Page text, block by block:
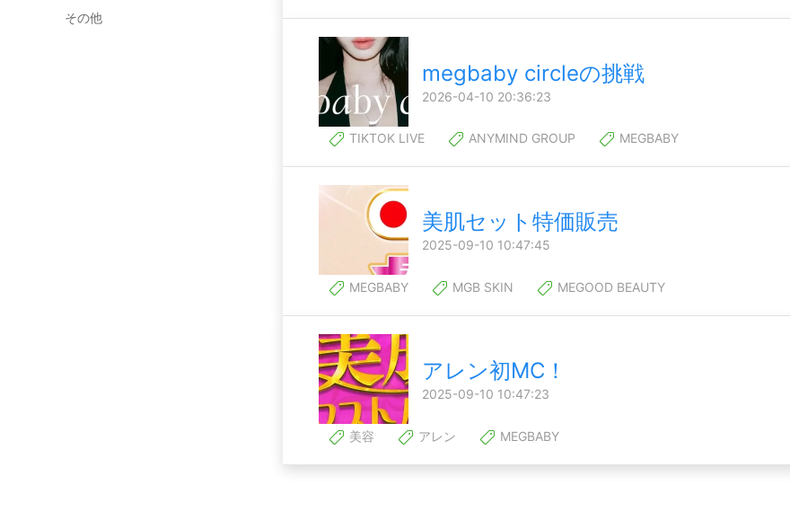
その他
megbaby circleの挑戦
2026-04-10 20:36:23
TIKTOK LIVE ANYMIND GROUP MEGBABY
美肌セット特価販売
2025-09-10 10:47:45
MEGBABY MGB SKIN MEGOOD BEAUTY
アレン初MC！
2025-09-10 10:47:23
美容 アレン MEGBABY